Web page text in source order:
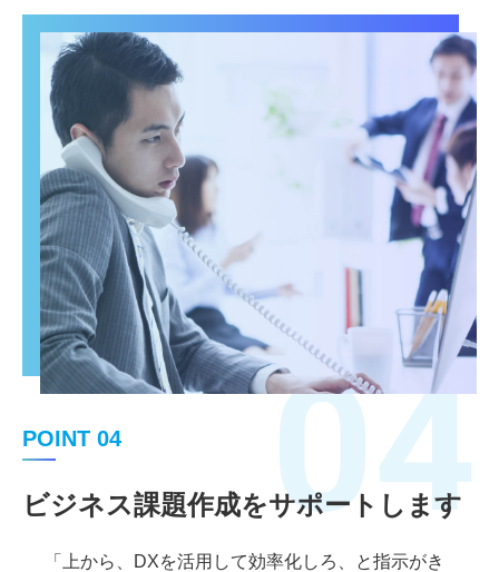
POINT 04
ビジネス課題作成をサポートします
04
「上から、DXを活用して効率化しろ、と指示がき